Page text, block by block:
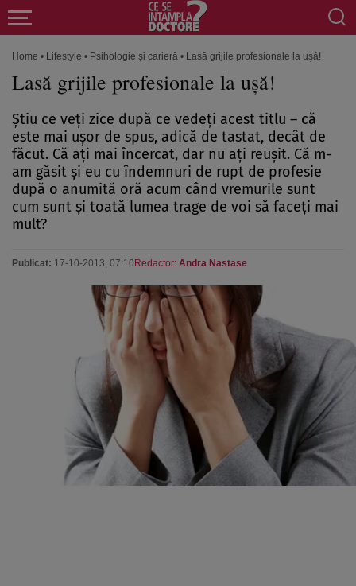
Home • Lifestyle • Psihologie și carieră • Lasă grijile profesionale la uşă!
Lasă grijile profesionale la uşă!
Ştiu ce veţi zice după ce vedeţi acest titlu – că
este mai uşor de spus, adică de tastat, decât de
făcut. Că aţi mai încercat, dar nu aţi reuşit. Că m-
am găsit şi eu cu îndemnuri de rupt de profesie
după o anumită oră acum când vremurile sunt
cum sunt şi toată lumea trage de voi să faceţi mai
mult?
Publicat: 17-10-2013, 07:10 Redactor: Andra Nastase